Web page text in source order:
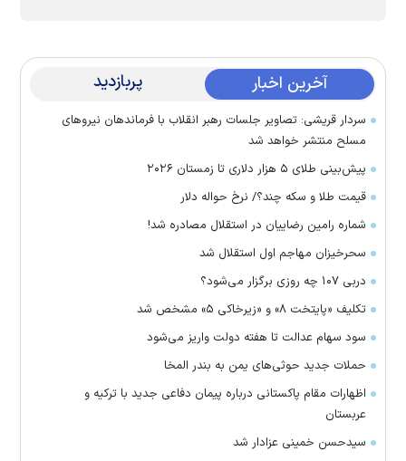
آخرین اخبار پربازدید
سردار قریشی: تصاویر جلسات رهبر انقلاب با فرماندهان نیرو‌های
مسلح منتشر خواهد شد
پیش‌بینی طلای ۵ هزار دلاری تا زمستان ۲۰۲۶
قیمت طلا و سکه چند؟/ نرخ حواله دلار
شماره رامین رضاییان در استقلال مصادره شد!
سحرخیزان مهاجم اول استقلال شد
دربی ۱۰۷ چه روزی برگزار می‌شود؟
تکلیف «پایتخت ۸» و «زیرخاکی ۵» مشخص شد
سود سهام عدالت تا هفته دولت واریز می‌شود
حملات جدید حوثی‌های یمن به بندر المخا
اظهارات مقام پاکستانی درباره پیمان دفاعی جدید با ترکیه و
عربستان
سیدحسن خمینی عزادار شد